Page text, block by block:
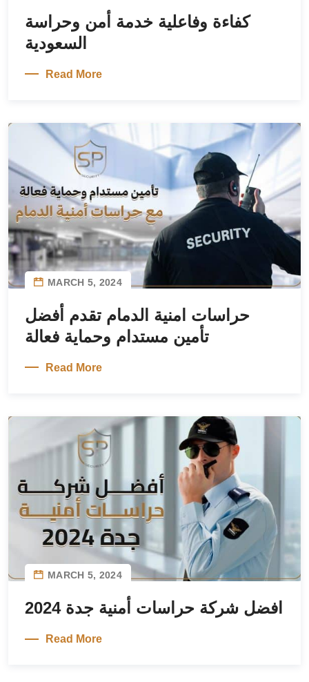
كفاءة وفاعلية خدمة أمن وحراسة
السعودية
Read More
MARCH 5, 2024
حراسات امنية الدمام تقدم أفضل
تأمين مستدام وحماية فعالة
Read More
MARCH 5, 2024
افضل شركة حراسات أمنية جدة 2024
Read More